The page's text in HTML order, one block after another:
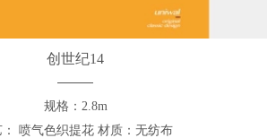
创世纪14
规格：2.8m
： 喷气色织提花 材质：无纺布